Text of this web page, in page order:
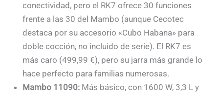
conectividad, pero el RK7 ofrece 30 funciones
frente a las 30 del Mambo (aunque Cecotec
destaca por su accesorio «Cubo Habana» para
doble cocción, no incluido de serie). El RK7 es
más caro (499,99 €), pero su jarra más grande lo
hace perfecto para familias numerosas.
Mambo 11090: Más básico, con 1600 W, 3,3 L y